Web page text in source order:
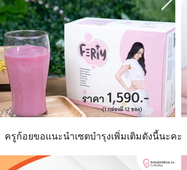
ครูก้อยขอแนะนำเซตบำรุงเพิ่มเติมดังนี้นะคะ